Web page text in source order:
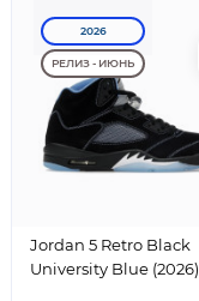
2026
РЕЛИЗ - ИЮНЬ
Jordan 5 Retro Black
University Blue (2026)